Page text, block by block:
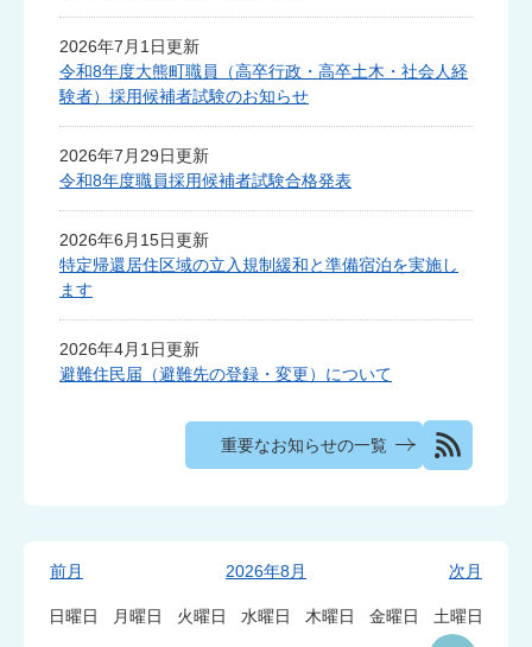
要
な
お
知
ら
せ
2026年7月1日更新
令和8年度大熊町職員（高卒行政・高卒土木・社会人経
験者）採用候補者試験のお知らせ
2026年7月29日更新
令和8年度職員採用候補者試験合格発表
2026年6月15日更新
特定帰還居住区域の立入規制緩和と準備宿泊を実施し
ます
2026年4月1日更新
避難住民届（避難先の登録・変更）について
重要なお知らせの一覧
イ
ベ
前月 2026年8月 次月
日曜日 月曜日 火曜日 水曜日 木曜日 金曜日 土曜日